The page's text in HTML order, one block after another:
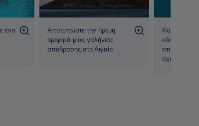
ένα
Αποτυπώστε την ήρεμη
ομορφιά μιας γαλήνιας
απόδρασης στο Αιγαίο
Κολυμπήστε
κόλπους
από
σχηματισμούς